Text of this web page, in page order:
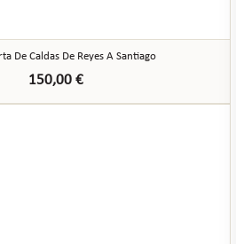
De Caldas De Reyes A Santiago
150,00 €